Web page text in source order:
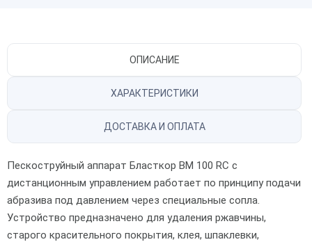
ОПИСАНИЕ
ХАРАКТЕРИСТИКИ
ДОСТАВКА И ОПЛАТА
Пескоструйный аппарат Бласткор BM 100 RC с
дистанционным управлением работает по принципу подачи
абразива под давлением через специальные сопла.
Устройство предназначено для удаления ржавчины,
старого красительного покрытия, клея, шпаклевки,